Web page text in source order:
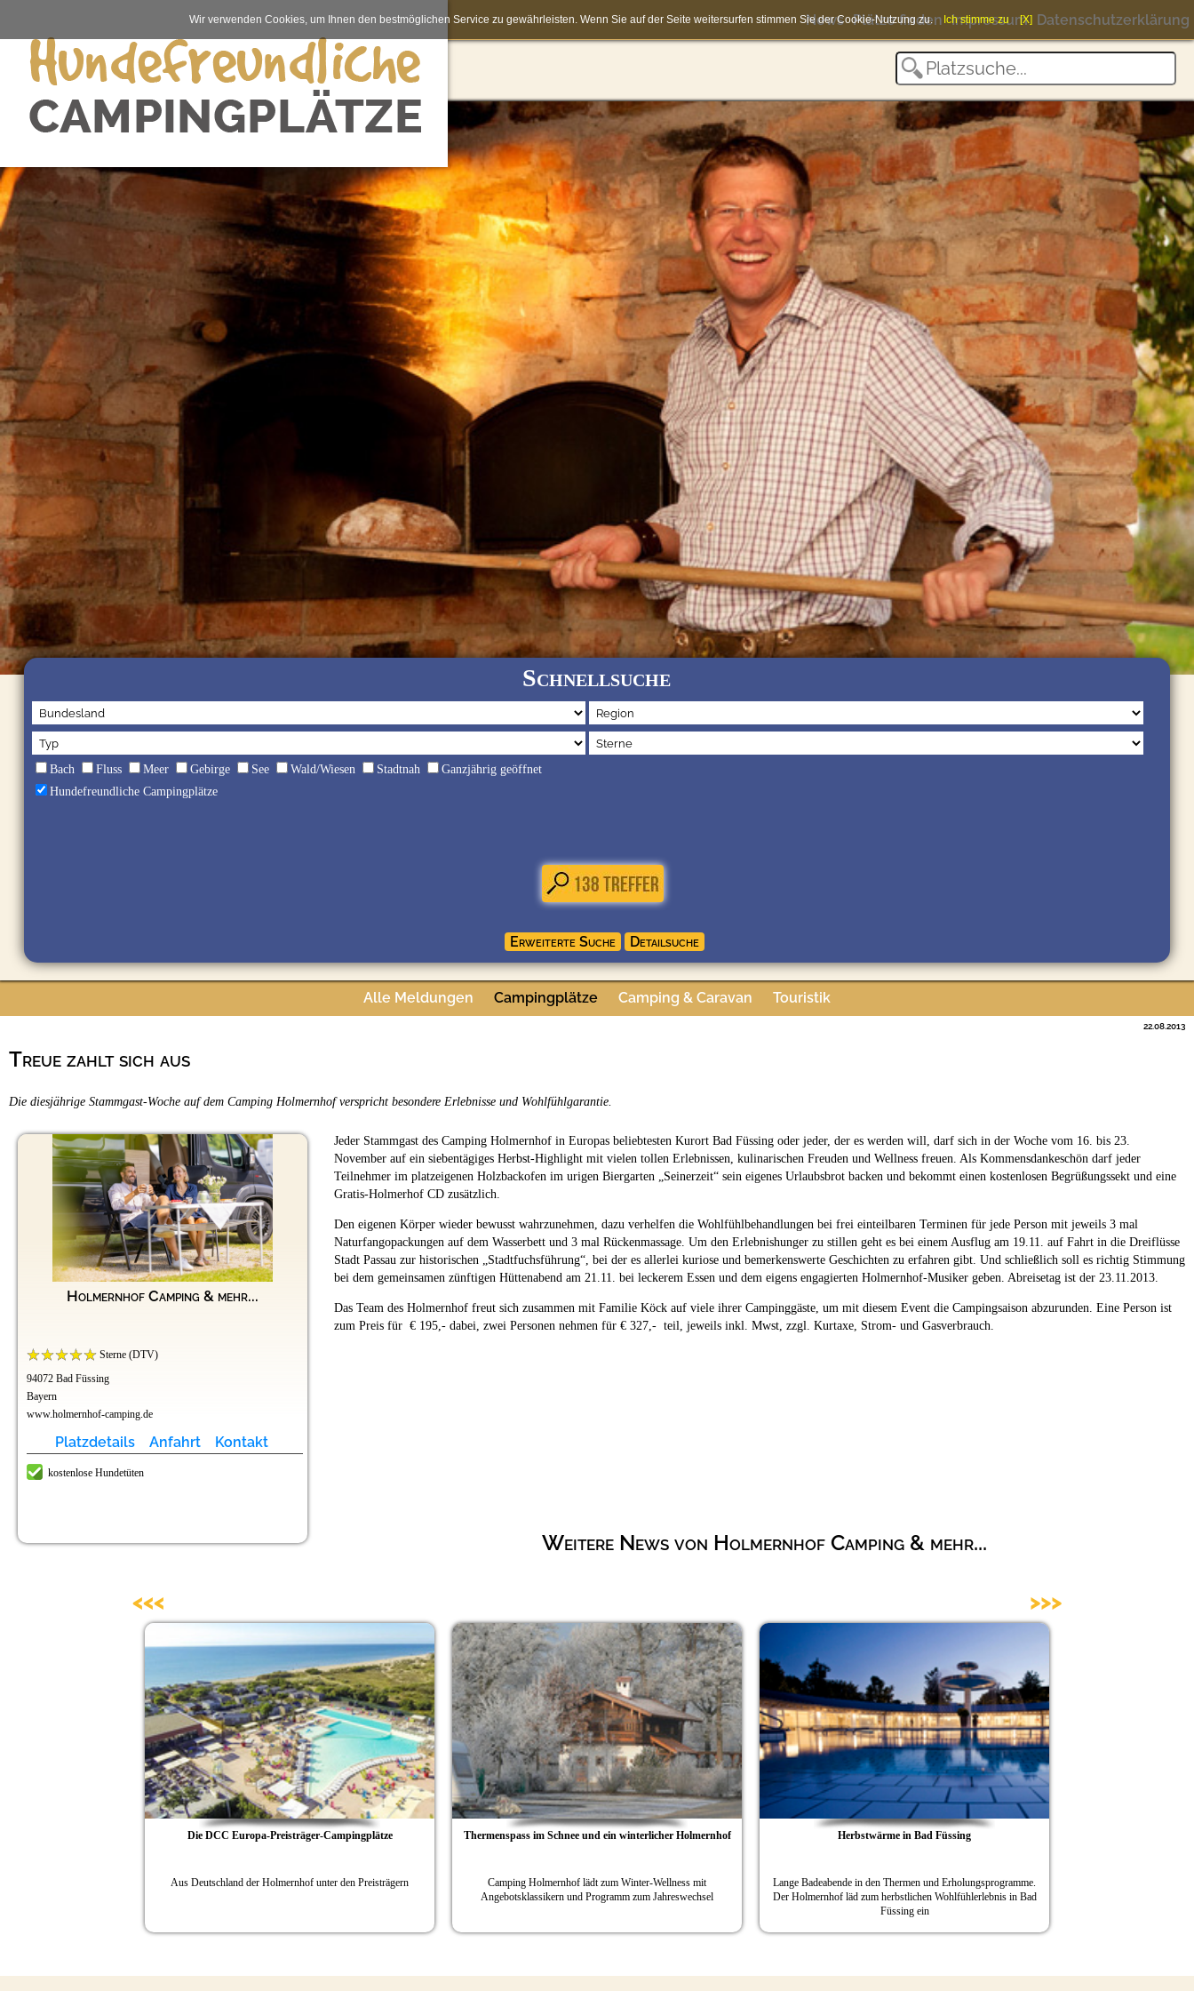
News Plätze finden Impressum Datenschutzerklärung
Schnellsuche
Bach Fluss Meer Gebirge See Wald/Wiesen Stadtnah
Ganzjährig geöffnet
Hundefreundliche Campingplätze
Alle Meldungen Campingplätze Camping & Caravan Touristik
Treue zahlt sich aus
22.08.2013
Die diesjährige Stammgast-Woche auf dem Camping Holmernhof verspricht besondere Erlebnisse und Wohlfühlgarantie.
Holmernhof Camping & mehr...
Sterne (DTV)
94072 Bad Füssing
Bayern
www.holmernhof-camping.de
Platzdetails Anfahrt Kontakt
kostenlose Hundetüten
Jeder Stammgast des Camping Holmernhof in Europas beliebtesten Kurort Bad Füssing oder jeder, der es werden will, darf sich in der Woche vom 16. bis 23.
November auf ein siebentägiges Herbst-Highlight mit vielen tollen Erlebnissen, kulinarischen Freuden und Wellness freuen. Als Kommensdankeschön darf jeder
Teilnehmer im platzeigenen Holzbackofen im urigen Biergarten „Seinerzeit“ sein eigenes Urlaubsbrot backen und bekommt einen kostenlosen Begrüßungssekt und eine
Gratis-Holmerhof CD zusätzlich.
Den eigenen Körper wieder bewusst wahrzunehmen, dazu verhelfen die Wohlfühlbehandlungen bei frei einteilbaren Terminen für jede Person mit jeweils 3 mal
Naturfangopackungen auf dem Wasserbett und 3 mal Rückenmassage. Um den Erlebnishunger zu stillen geht es bei einem Ausflug am 19.11. auf Fahrt in die Dreiflüsse
Stadt Passau zur historischen „Stadtfuchsführung“, bei der es allerlei kuriose und bemerkenswerte Geschichten zu erfahren gibt. Und schließlich soll es richtig Stimmung
bei dem gemeinsamen zünftigen Hüttenabend am 21.11. bei leckerem Essen und dem eigens engagierten Holmernhof-Musiker geben. Abreisetag ist der 23.11.2013.
Das Team des Holmernhof freut sich zusammen mit Familie Köck auf viele ihrer Campinggäste, um mit diesem Event die Campingsaison abzurunden. Eine Person ist
zum Preis für € 195,- dabei, zwei Personen nehmen für € 327,- teil, jeweils inkl. Mwst, zzgl. Kurtaxe, Strom- und Gasverbrauch.
Weitere News von Holmernhof Camping & mehr...
Die DCC Europa-Preisträger-Campingplätze
Aus Deutschland der Holmernhof unter den Preisträgern
Thermenspass im Schnee und ein winterlicher Holmernhof
Camping Holmernhof lädt zum Winter-Wellness mit
Angebotsklassikern und Programm zum Jahreswechsel
Herbstwärme in Bad Füssing
Lange Badeabende in den Thermen und Erholungsprogramme.
Der Holmernhof läd zum herbstlichen Wohlfühlerlebnis in Bad
Füssing ein
<<< >>>
Wir verwenden Cookies, um Ihnen den bestmöglichen Service zu gewährleisten. Wenn Sie auf der Seite weitersurfen stimmen Sie der Cookie-Nutzung zu. Ich stimme zu [X]